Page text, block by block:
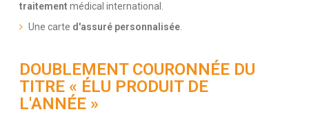
traitement médical international.
Une carte d'assuré personnalisée.
DOUBLEMENT COURONNÉE DU
TITRE « ÉLU PRODUIT DE
L'ANNÉE »